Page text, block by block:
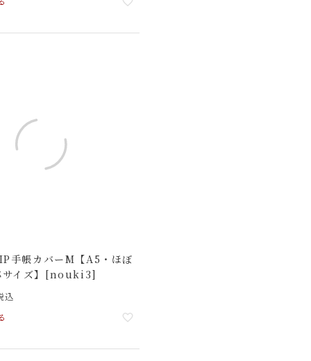
手帳カバーM【A5・ほぼ
サイズ】[nouki3]
込